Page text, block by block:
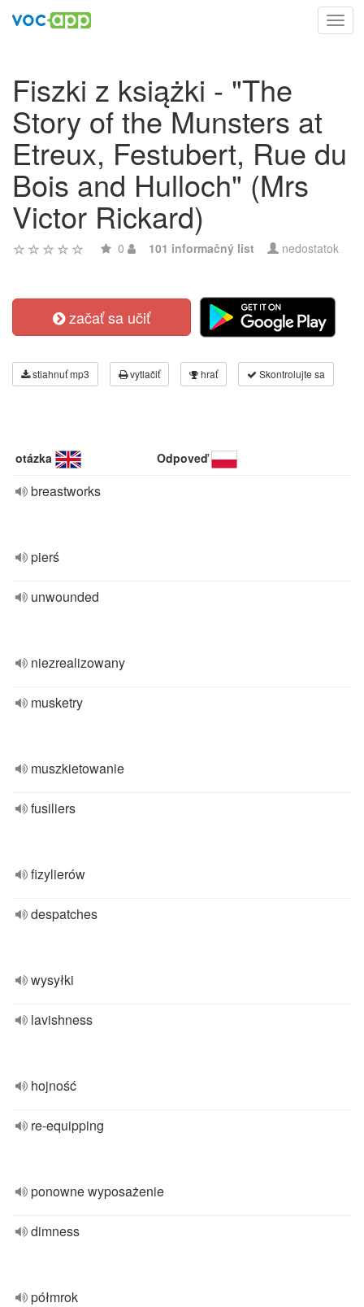
Fiszki z książki - "The
Story of the Munsters at
Etreux, Festubert, Rue du
Bois and Hulloch" (Mrs
Victor Rickard)
0 101 informačný list nedostatok
začať sa učiť
stiahnuť mp3 vytlačiť hrať Skontrolujte sa
otázka Odpoveď
breastworks
pierś
unwounded
niezrealizowany
musketry
muszkietowanie
fusiliers
fizylierów
despatches
wysyłki
lavishness
hojność
re-equipping
ponowne wyposażenie
dimness
półmrok